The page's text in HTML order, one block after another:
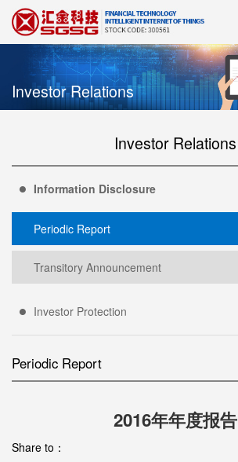
Investor Relations
Investor Relations
Information Disclosure
Periodic Report
Transitory Announcement
Investor Protection
Periodic Report
2016年年度报告
Share to：